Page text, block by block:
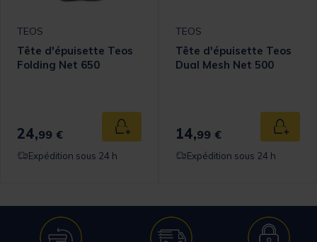
panier
TEOS
Tête d'épuisette Teos
Folding Net 650
24,99 € Ajouter au panier
Expédition sous 24 h
TEOS
Tête d'épuisette Teos
Dual Mesh Net 500
14,99 €
Expédition sous 24 h